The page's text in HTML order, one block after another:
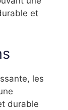
et
les
durable